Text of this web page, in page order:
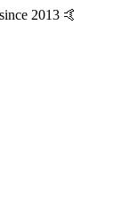
2013 🤙